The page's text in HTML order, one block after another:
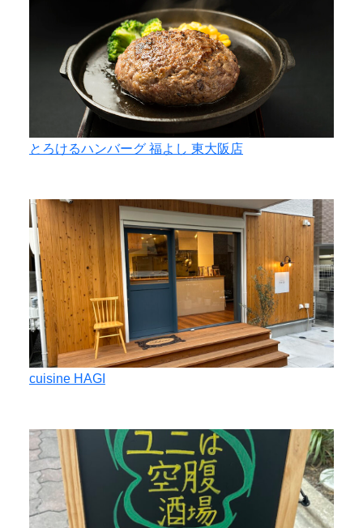
とろけるハンバーグ 福よし 東大阪店
cuisine HAGI